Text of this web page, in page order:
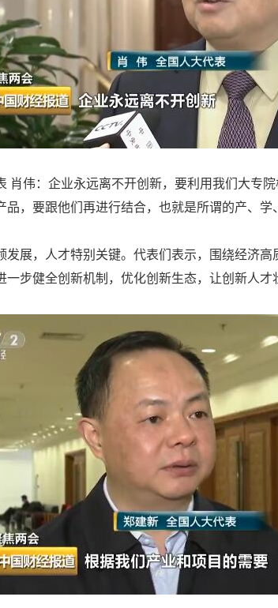
肖伟：企业永远离不开创新，要利用我们大专
品，要跟他们再进行结合，也就是所谓的产、学
发展，人才特别关键。代表们表示，围绕经济高
一步健全创新机制，优化创新生态，让创新人才